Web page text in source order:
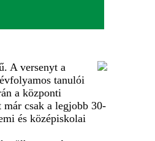
A versenyt a
tanulói
a központi
már csak a legjobb 30-
és középiskolai